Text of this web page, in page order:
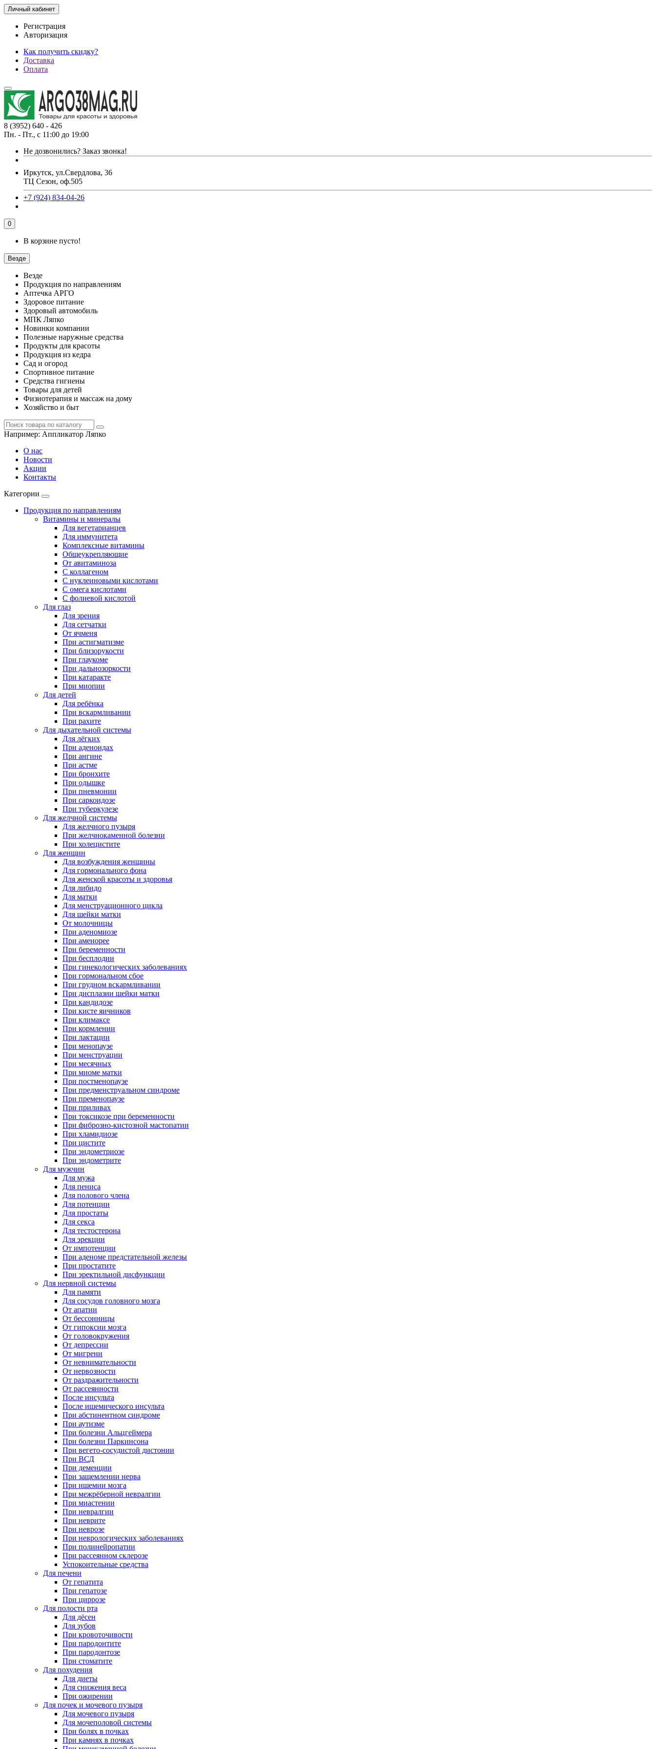
Личный кабинет
Регистрация
Авторизация
Как получить скидку?
Доставка
Оплата
8 (3952) 640 - 426
Пн. - Пт., с 11:00 до 19:00
Не дозвонились? Заказ звонка!
Иркутск, ул.Свердлова, 36
ТЦ Сезон, оф.505
+7 (924) 834-04-26
0
В корзине пусто!
Везде
Везде
Продукция по направлениям
Аптечка АРГО
Здоровое питание
Здоровый автомобиль
МПК Ляпко
Новинки компании
Полезные наружные средства
Продукты для красоты
Продукция из кедра
Сад и огород
Спортивное питание
Средства гигиены
Товары для детей
Физиотерапия и массаж на дому
Хозяйство и быт
Например: Аппликатор Ляпко
О нас
Новости
Акции
Контакты
Категории
Продукция по направлениям
Витамины и минералы
Для вегетарианцев
Для иммунитета
Комплексные витамины
Общеукрепляющие
От авитаминоза
С коллагеном
С нуклеиновыми кислотами
С омега кислотами
С фолиевой кислотой
Для глаз
Для зрения
Для сетчатки
От ячменя
При астигматизме
При близорукости
При глаукоме
При дальнозоркости
При катаракте
При миопии
Для детей
Для ребёнка
При вскармливании
При рахите
Для дыхательной системы
Для лёгких
При аденоидах
При ангине
При астме
При бронхите
При одышке
При пневмонии
При саркоидозе
При туберкулезе
Для желчной системы
Для желчного пузыря
При желчнокаменной болезни
При холецистите
Для женщин
Для возбуждения женщины
Для гормонального фона
Для женской красоты и здоровья
Для либидо
Для матки
Для менструационного цикла
Для шейки матки
От молочницы
При аденомиозе
При аменорее
При беременности
При бесплодии
При гинекологических заболеваниях
При гормональном сбое
При грудном вскармливании
При дисплазии шейки матки
При кандидозе
При кисте яичников
При климаксе
При кормлении
При лактации
При менопаузе
При менструации
При месячных
При миоме матки
При постменопаузе
При предменструальном синдроме
При пременопаузе
При приливах
При токсикозе при беременности
При фиброзно-кистозной мастопатии
При хламидиозе
При цистите
При эндометриозе
При эндометрите
Для мужчин
Для мужа
Для пениса
Для полового члена
Для потенции
Для простаты
Для секса
Для тестостерона
Для эрекции
От импотенции
При аденоме предстательной железы
При простатите
При эректильной дисфункции
Для нервной системы
Для памяти
Для сосудов головного мозга
От апатии
От бессонницы
От гипоксии мозга
От головокружения
От депрессии
От мигрени
От невнимательности
От нервозности
От раздражительности
От рассеянности
После инсульта
После ишемического инсульта
При абстинентном синдроме
При аутизме
При болезни Альцгеймера
При болезни Паркинсона
При вегето-сосудистой дистонии
При ВСД
При деменции
При защемлении нерва
При ишемии мозга
При межрёберной невралгии
При миастении
При невралгии
При неврите
При неврозе
При неврологических заболеваниях
При полинейропатии
При рассеянном склерозе
Успокоительные средства
Для печени
От гепатита
При гепатозе
При циррозе
Для полости рта
Для дёсен
Для зубов
При кровоточивости
При пародонтите
При пародонтозе
При стоматите
Для похудения
Для диеты
Для снижения веса
При ожирении
Для почек и мочевого пузыря
Для мочевого пузыря
Для мочеполовой системы
При болях в почках
При камнях в почках